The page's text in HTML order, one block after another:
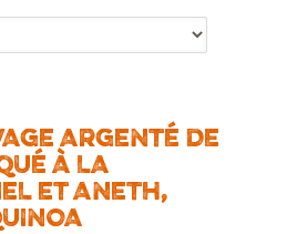
ARGENTÉ DE
À LA
ET ANETH,